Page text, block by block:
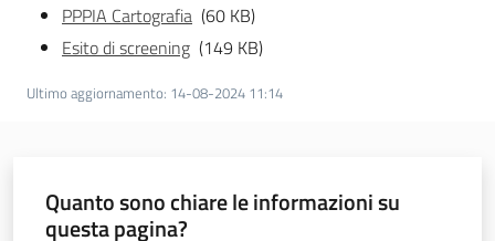
Servizi
Leggi Atti Bandi
Piani Programmi
Progetti
PPPIA Cartografia (60 KB)
Esito di screening (149 KB)
Ultimo aggiornamento: 14-08-2024 11:14
Quanto sono chiare le informazioni su
questa pagina?